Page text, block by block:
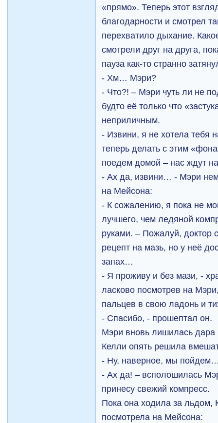
«прямо». Теперь этот
благодарности и смотрел
перехватило дыхание.
смотрели друг на друга,
пауза как-то странно
- Хм… Мэри?
- Что?! – Мэри чуть ли не
будто её только что
неприличным.
- Извини, я не хотела тебя
теперь делать с этим
поедем домой – нас ждут
- Ах да, извини… - Мэри
на Мейсона:
- К сожалению, я пока не
лучшего, чем ледяной
руками. – Пожалуй, доктор
рецепт на мазь, но у неё
запах…
- Я проживу и без мази, -
ласково посмотрев на
пальцев в свою ладонь и
- Спасибо, - прошептал он.
Мэри вновь лишилась дара
Келли опять решила
- Ну, наверное, мы
- Ах да! – всполошилась
принесу свежий компресс.
Пока она ходила за
посмотрела на Мейсона: